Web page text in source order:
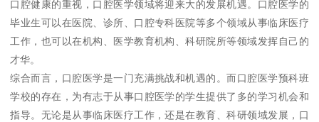
口腔健康的重视，口腔医学领域将迎来大的发展机遇。口腔医学的
毕业生可以在医院、诊所、口腔专科医院等多个领域从事临床医疗
工作，也可以在机构、医学教育机构、科研院所等领域发挥自己的
才华。
综合而言，口腔医学是一门充满挑战和机遇的。而口腔医学预科班
学校的存在，为有志于从事口腔医学的学生提供了多的学习机会和
指导。无论是从事临床医疗工作，还是在教育、科研领域发展，口